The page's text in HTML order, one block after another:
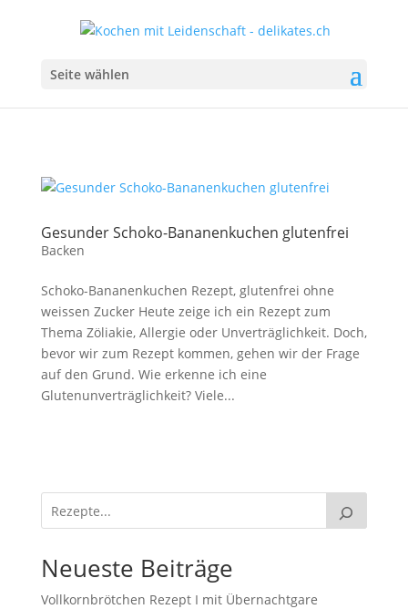
Seite wählen
Gesunder Schoko-Bananenkuchen glutenfrei
Backen
Schoko-Bananenkuchen Rezept, glutenfrei ohne
weissen Zucker Heute zeige ich ein Rezept zum
Thema Zöliakie, Allergie oder Unverträglichkeit. Doch,
bevor wir zum Rezept kommen, gehen wir der Frage
auf den Grund. Wie erkenne ich eine
Glutenunverträglichkeit? Viele...
Neueste Beiträge
Vollkornbrötchen Rezept I mit Übernachtgare